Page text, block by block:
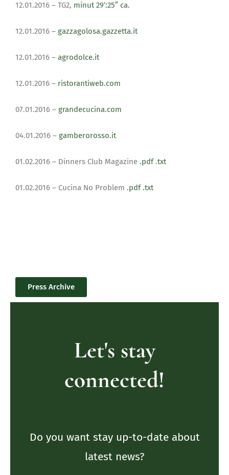
12.01.2016 – TG2, minut29′:25” ca.
12.01.2016 – gazzagolosa.gazzetta.it
12.01.2016 – agrodolce.it
12.01.2016 – ristorantiweb.com
07.01.2016 – grandecucina.com
04.01.2016 – gamberorosso.it
01.02.2016 – Dinners Club Magazine .pdf .txt
01.02.2016 – Cucina No Problem .pdf .txt
Press Archive
Let's stay
connected!
Do you want stay up-to-date about
latest news?